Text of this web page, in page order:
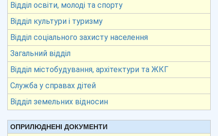
Відділ освіти, молоді та спорту
Відділ культури і туризму
Відділ соціального захисту населення
Загальний відділ
Відділ містобудування, архітектури та ЖКГ
Служба у справах дітей
Відділ земельних відносин
ОПРИЛЮДНЕНІ ДОКУМЕНТИ